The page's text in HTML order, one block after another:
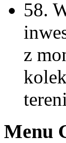
58.
z
Menu